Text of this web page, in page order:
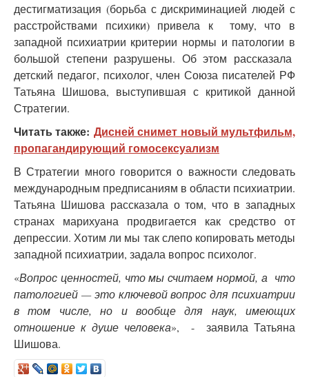
дестигматизация (борьба с дискриминацией людей с
расстройствами психики) привела к тому, что в
западной психиатрии критерии нормы и патологии в
большой степени разрушены. Об этом рассказала
детский педагог, психолог, член Союза писателей РФ
Татьяна Шишова, выступившая с критикой данной
Стратегии.
Читать также: Дисней снимет новый мультфильм,
пропагандирующий гомосексуализм
В Стратегии много говорится о важности следовать
международным предписаниям в области психиатрии.
Татьяна Шишова рассказала о том, что в западных
странах марихуана продвигается как средство от
депрессии. Хотим ли мы так слепо копировать методы
западной психиатрии, задала вопрос психолог.
«Вопрос ценностей, что мы считаем нормой, а что
патологией — это ключевой вопрос для психиатрии
в том числе, но и вообще для наук, имеющих
отношение к душе человека», - заявила Татьяна
Шишова.